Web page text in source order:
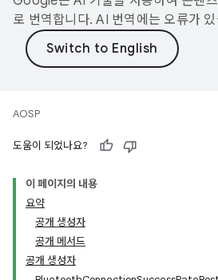
로 번역합니다. AI 번역에는 오류가
AOSP
도움이 되었나요?
이 페이지의 내용
요약
공개 생성자
공개 메서드
공개 생성자